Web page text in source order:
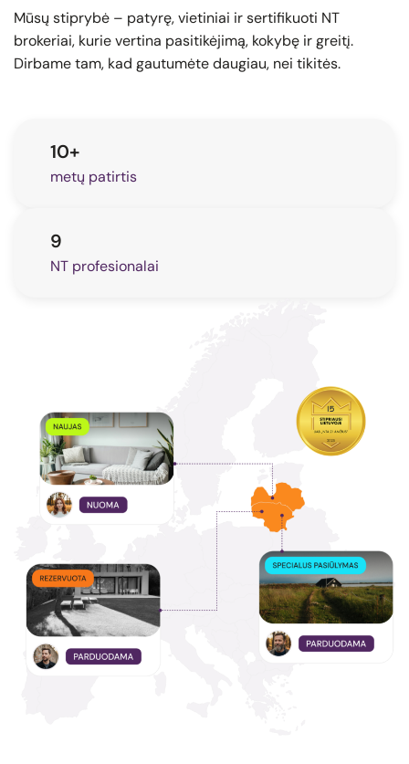
Mūsų stiprybė – patyrę, vietiniai ir sertifikuoti NT
brokeriai, kurie vertina pasitikėjimą, kokybę ir greitį.
Dirbame tam, kad gautumėte daugiau, nei tikitės.
10+
metų patirtis
9
NT profesionalai